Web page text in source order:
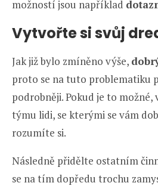
možností jsou například
Vytvořte si svůj
Jak již bylo zmíněno výše,
proto se na tuto problematiku
podrobněji. Pokud je to možné,
týmu lidi, se kterými se vám
rozumíte si.
Následně přidělte ostatním
se na tím dopředu trochu